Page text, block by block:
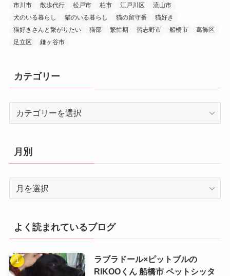
市川市
散歩代行 松戸市 柏市 江戸川区
流山市
犬のいる暮らし
猫のいる暮らし 猫の留守番
猫好き
猫好きさんと繋がりたい
猫部 繁忙期 習志野市 船橋市
葛飾区
足立区
鎌ヶ谷市
カテゴリー
リ
ー
月別
よく読まれているブログ
ラブラドール×ピットブルの
RIKOOくん 船橋市 ペットシッタ